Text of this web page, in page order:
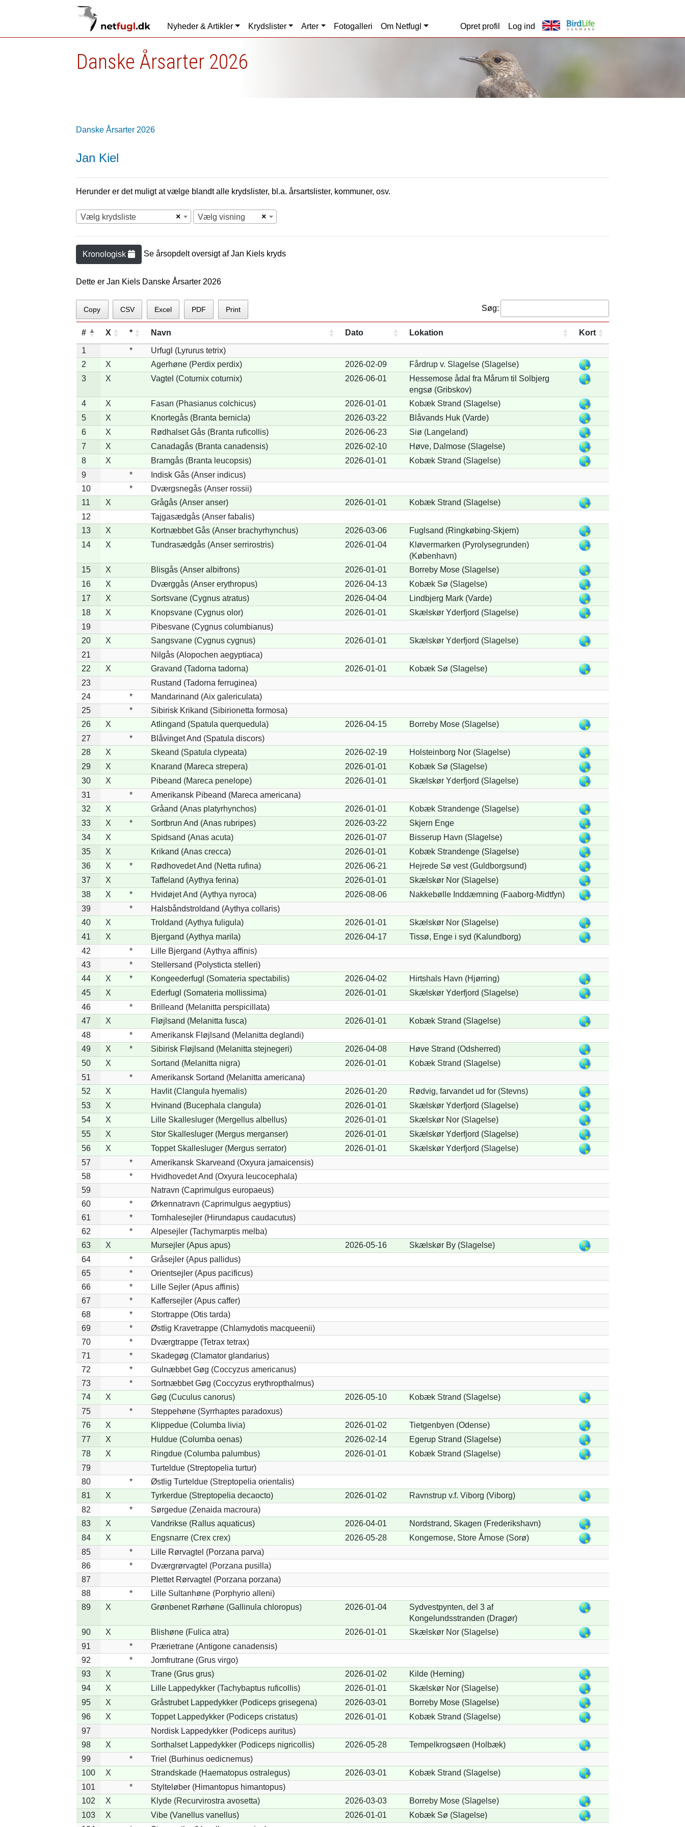
Nyheder & Artikler Krydslister Arter Fotogalleri Om Netfugl Opret profil Log ind
Danske Årsarter 2026
Danske Årsarter 2026
Jan Kiel
Herunder er det muligt at vælge blandt alle krydslister, bl.a. årsartslister, kommuner, osv.
×
Vælg krydsliste ×
Vælg visning
Kronologisk Se årsopdelt oversigt afJan Kiels kryds
Dette er Jan Kiels Danske Årsarter 2026
Copy CSV Excel PDF Print Søg:
# X * Navn Dato Lokation Kort
1 *
Urfugl (Lyrurus tetrix)
2
X Agerhøne (Perdix perdix) 2026-02-09
Fårdrup v. Slagelse (Slagelse)
3
X Vagtel (Coturnix coturnix) 2026-06-01
Hessemose ådal fra Mårum til Solbjerg
engsø (Gribskov)
4
X Fasan (Phasianus colchicus) 2026-01-01
Kobæk Strand (Slagelse)
5
X Knortegås (Branta bernicla) 2026-03-22
Blåvands Huk (Varde)
6
X Rødhalset Gås (Branta ruficollis) 2026-06-23
Siø (Langeland)
7
X Canadagås (Branta canadensis) 2026-02-10
Høve, Dalmose (Slagelse)
8
X Bramgås (Branta leucopsis) 2026-01-01
Kobæk Strand (Slagelse)
9
*
Indisk Gås (Anser indicus)
10
*
Dværgsnegås (Anser rossii)
11
X Grågås (Anser anser) 2026-01-01
Kobæk Strand (Slagelse)
12
Tajgasædgås (Anser fabalis)
13
X Kortnæbbet Gås (Anser brachyrhynchus) 2026-03-06
Fuglsand (Ringkøbing-Skjern)
14
X Tundrasædgås (Anser serrirostris) 2026-01-04
Kløvermarken (Pyrolysegrunden)
(København)
15
X Blisgås (Anser albifrons) 2026-01-01
Borreby Mose (Slagelse)
16
X Dværggås (Anser erythropus) 2026-04-13
Kobæk Sø (Slagelse)
17
X Sortsvane (Cygnus atratus) 2026-04-04
Lindbjerg Mark (Varde)
18
X Knopsvane (Cygnus olor) 2026-01-01
Skælskør Yderfjord (Slagelse)
19
Pibesvane (Cygnus columbianus)
20
X Sangsvane (Cygnus cygnus) 2026-01-01
Skælskør Yderfjord (Slagelse)
21
Nilgås (Alopochen aegyptiaca)
22
X Gravand (Tadorna tadorna) 2026-01-01
Kobæk Sø (Slagelse)
23
Rustand (Tadorna ferruginea)
24
*
Mandarinand (Aix galericulata)
25
*
Sibirisk Krikand (Sibirionetta formosa)
26
X Atlingand (Spatula querquedula) 2026-04-15
Borreby Mose (Slagelse)
27
*
Blåvinget And (Spatula discors)
28
X Skeand (Spatula clypeata) 2026-02-19
Holsteinborg Nor (Slagelse)
29
X Knarand (Mareca strepera) 2026-01-01
Kobæk Sø (Slagelse)
30
X Pibeand (Mareca penelope) 2026-01-01
Skælskør Yderfjord (Slagelse)
31
*
Amerikansk Pibeand (Mareca americana)
32
X Gråand (Anas platyrhynchos) 2026-01-01
Kobæk Strandenge (Slagelse)
33
X * Sortbrun And (Anas rubripes) 2026-03-22
Skjern Enge
34
X Spidsand (Anas acuta) 2026-01-07
Bisserup Havn (Slagelse)
35
X Krikand (Anas crecca) 2026-01-01
Kobæk Strandenge (Slagelse)
36
X * Rødhovedet And (Netta rufina) 2026-06-21
Hejrede Sø vest (Guldborgsund)
37
X Taffeland (Aythya ferina) 2026-01-01
Skælskør Nor (Slagelse)
38
X * Hvidøjet And (Aythya nyroca) 2026-08-06
Nakkebølle Inddæmning (Faaborg-Midtfyn)
39
*
Halsbåndstroldand (Aythya collaris)
40
X Troldand (Aythya fuligula) 2026-01-01
Skælskør Nor (Slagelse)
41
X Bjergand (Aythya marila) 2026-04-17
Tissø, Enge i syd (Kalundborg)
42
*
Lille Bjergand (Aythya affinis)
43
*
Stellersand (Polysticta stelleri)
44
X * Kongeederfugl (Somateria spectabilis) 2026-04-02
Hirtshals Havn (Hjørring)
45
X Ederfugl (Somateria mollissima) 2026-01-01
Skælskør Yderfjord (Slagelse)
46
*
Brilleand (Melanitta perspicillata)
47
X Fløjlsand (Melanitta fusca) 2026-01-01
Kobæk Strand (Slagelse)
48
*
Amerikansk Fløjlsand (Melanitta deglandi)
49
X * Sibirisk Fløjlsand (Melanitta stejnegeri) 2026-04-08
Høve Strand (Odsherred)
50
X Sortand (Melanitta nigra) 2026-01-01
Kobæk Strand (Slagelse)
51
*
Amerikansk Sortand (Melanitta americana)
52
X Havlit (Clangula hyemalis) 2026-01-20
Rødvig, farvandet ud for (Stevns)
53
X Hvinand (Bucephala clangula) 2026-01-01
Skælskør Yderfjord (Slagelse)
54
X Lille Skallesluger (Mergellus albellus) 2026-01-01
Skælskør Nor (Slagelse)
55
X Stor Skallesluger (Mergus merganser) 2026-01-01
Skælskør Yderfjord (Slagelse)
56
X Toppet Skallesluger (Mergus serrator) 2026-01-01
Skælskør Yderfjord (Slagelse)
57
*
Amerikansk Skarveand (Oxyura jamaicensis)
58
*
Hvidhovedet And (Oxyura leucocephala)
59
Natravn (Caprimulgus europaeus)
60
*
Ørkennatravn (Caprimulgus aegyptius)
61
*
Tornhalesejler (Hirundapus caudacutus)
62
*
Alpesejler (Tachymarptis melba)
63
X Mursejler (Apus apus) 2026-05-16
Skælskør By (Slagelse)
64
*
Gråsejler (Apus pallidus)
65
*
Orientsejler (Apus pacificus)
66
*
Lille Sejler (Apus affinis)
67
*
Kaffersejler (Apus caffer)
68
*
Stortrappe (Otis tarda)
69
*
Østlig Kravetrappe (Chlamydotis macqueenii)
70
*
Dværgtrappe (Tetrax tetrax)
71
*
Skadegøg (Clamator glandarius)
72
*
Gulnæbbet Gøg (Coccyzus americanus)
73
*
Sortnæbbet Gøg (Coccyzus erythropthalmus)
74
X Gøg (Cuculus canorus) 2026-05-10
Kobæk Strand (Slagelse)
75
*
Steppehøne (Syrrhaptes paradoxus)
76
X Klippedue (Columba livia) 2026-01-02
Tietgenbyen (Odense)
77
X Huldue (Columba oenas) 2026-02-14
Egerup Strand (Slagelse)
78
X Ringdue (Columba palumbus) 2026-01-01
Kobæk Strand (Slagelse)
79
Turteldue (Streptopelia turtur)
80
*
Østlig Turteldue (Streptopelia orientalis)
81
X Tyrkerdue (Streptopelia decaocto) 2026-01-02
Ravnstrup v.f. Viborg (Viborg)
82
*
Sørgedue (Zenaida macroura)
83
X Vandrikse (Rallus aquaticus) 2026-04-01
Nordstrand, Skagen (Frederikshavn)
84
X Engsnarre (Crex crex) 2026-05-28
Kongemose, Store Åmose (Sorø)
85
*
Lille Rørvagtel (Porzana parva)
86
*
Dværgrørvagtel (Porzana pusilla)
87
Plettet Rørvagtel (Porzana porzana)
88
*
Lille Sultanhøne (Porphyrio alleni)
89
X Grønbenet Rørhøne (Gallinula chloropus) 2026-01-04
Sydvestpynten, del 3 af
Kongelundsstranden (Dragør)
90
X Blishøne (Fulica atra) 2026-01-01
Skælskør Nor (Slagelse)
91
*
Prærietrane (Antigone canadensis)
92
*
Jomfrutrane (Grus virgo)
93
X Trane (Grus grus) 2026-01-02
Kilde (Herning)
94
X Lille Lappedykker (Tachybaptus ruficollis) 2026-01-01
Skælskør Nor (Slagelse)
95
X Gråstrubet Lappedykker (Podiceps grisegena) 2026-03-01
Borreby Mose (Slagelse)
96
X Toppet Lappedykker (Podiceps cristatus) 2026-01-01
Kobæk Strand (Slagelse)
97
Nordisk Lappedykker (Podiceps auritus)
98
X Sorthalset Lappedykker (Podiceps nigricollis) 2026-05-28
Tempelkrogsøen (Holbæk)
99
*
Triel (Burhinus oedicnemus)
100
X Strandskade (Haematopus ostralegus) 2026-03-01
Kobæk Strand (Slagelse)
101
*
Stylteløber (Himantopus himantopus)
102
X Klyde (Recurvirostra avosetta) 2026-03-03
Borreby Mose (Slagelse)
103
X Vibe (Vanellus vanellus) 2026-01-01
Kobæk Sø (Slagelse)